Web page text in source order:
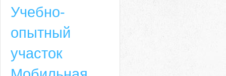
Учебно-
опытный
участок